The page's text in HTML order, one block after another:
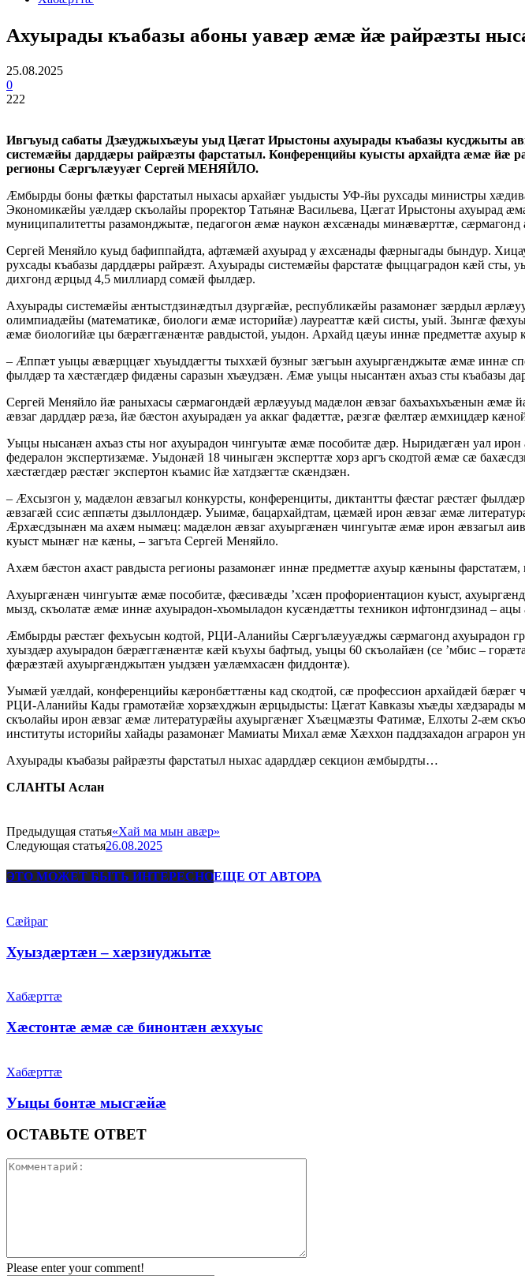
Ахуырады къабазы абоны уавæр æмæ йæ райрæзты
25.08.2025
0
222
Ивгъуыд сабаты Дзæуджыхъæуы уыд Цæгат Ирыстоны ахуырады къабазы кусджыты
системæйы дарддæры райрæзты фарстатыл. Конференцийы куысты архайдта æмæ
регионы Сæргълæууæг Сергей МЕНЯЙЛО.
Æмбырды боны фæткы фарстатыл ныхасы архайæг уыдысты УФ-йы рухсады министры
Экономикæйы уæлдæр скъолайы проректор Татьянæ Васильева, Цæгат Ирыстоны ахуырад
муниципалитетты разамонджытæ, педагогон æмæ наукон æхсæнады минæвæрттæ,
Сергей Меняйло куыд бафиппайдта, афтæмæй ахуырад у æхсæнады фæрныгады бындур.
рухсады къабазы дарддæры райрæзт. Ахуырады системæйы фарстатæ фыццаградон кæй
дихгонд æрцыд 4,5 миллиард сомæй фылдæр.
Ахуырады системæйы æнтыстдзинæдтыл дзургæйæ, республикæйы разамонæг зæрдыл
олимпиадæйы (математикæ, биологи æмæ историйæ) лауреаттæ кæй систы, уый. Зынгæ
æмæ биологийæ цы бæрæггæнæнтæ равдыстой, уыдон. Архайд цæуы иннæ предметтæ
– Æппæт уыцы æвæрццæг хъуыддæгты тыххæй бузныг зæгъын ахуыргæнджытæ æмæ иннæ
фылдæр та хæстæгдæр фидæны саразын хъæудзæн. Æмæ уыцы нысантæн ахъаз сты къабазы
Сергей Меняйло йæ раныхасы сæрмагондæй æрлæууыд мадæлон æвзаг бахъахъхъæнын
æвзаг дарддæр рæза, йæ бæстон ахуырадæн уа аккаг фадæттæ, рæзгæ фæлтæр æмхицдæр
Уыцы нысанæн ахъаз сты ног ахуырадон чингуытæ æмæ пособитæ дæр. Ныридæгæн уал
федералон экспертизæмæ. Уыдонæй 18 чиныгæн эксперттæ хорз аргъ скодтой æмæ сæ
хæстæгдæр рæстæг экспертон къамис йæ хатдзæгтæ скæндзæн.
– Æхсызгон у, мадæлон æвзагыл конкурсты, конференциты, диктантты фæстаг рæстæг
æвзагæй ссис æппæты дзыллондæр. Уыимæ, бацархайдтам, цæмæй ирон æвзаг æмæ
Æрхæсдзынæн ма ахæм нымæц: мадæлон æвзаг ахуыргæнæн чингуытæ æмæ ирон æвзагыл
куыст мынæг нæ кæны, – загъта Сергей Меняйло.
Ахæм бæстон ахаст равдыста регионы разамонæг иннæ предметтæ ахуыр кæныны
Ахуыргæнæн чингуытæ æмæ пособитæ, фæсивæды ’хсæн профориентацион куыст,
мызд, скъолатæ æмæ иннæ ахуырадон-хъомыладон кусæндæтты техникон ифтонгдзинад –
Æмбырды рæстæг фехъусын кодтой, РЦИ-Аланийы Сæргълæууæджы сæрмагонд ахуырадон
хуыздæр ахуырадон бæрæггæнæнтæ кæй къухы бафтыд, уыцы 60 скъолайæн (се ’мбис –
фæрæзтæй ахуыргæнджытæн уыдзæн уæлæмхасæн фиддонтæ).
Уымæй уæлдай, конференцийы кæронбæттæны кад скодтой, сæ профессион архайдæй
РЦИ-Аланийы Кады грамотæйæ хорзæхджын æрцыдысты: Цæгат Кавказы хъæды хæдзарады
скъолайы ирон æвзаг æмæ литературæйы ахуыргæнæг Хъæцмæзты Фатимæ, Елхоты 2-æм
институты историйы хайады разамонæг Мамиаты Михал æмæ Хæххон паддзахадон аграрон
Ахуырады къабазы райрæзты фарстатыл ныхас адарддæр секцион æмбырдты…
СЛАНТЫ Аслан
Предыдущая статья«Хай ма мын авæр»
Следующая статья26.08.2025
ЭТО МОЖЕТ БЫТЬ ИНТЕРЕСНОЕЩЕ ОТ АВТОРА
Сæйраг
Хуыздæртæн – хæрзиуджытæ
Хабæрттæ
Хæстонтæ æмæ сæ бинонтæн æххуыс
Хабæрттæ
Уыцы бонтæ мысгæйæ
ОСТАВЬТЕ ОТВЕТ
Please enter your comment!